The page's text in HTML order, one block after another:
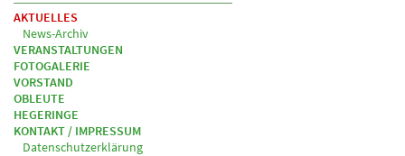
AKTUELLES
News-Archiv
VERANSTALTUNGEN
FOTOGALERIE
VORSTAND
OBLEUTE
HEGERINGE
KONTAKT / IMPRESSUM
Datenschutzerklärung